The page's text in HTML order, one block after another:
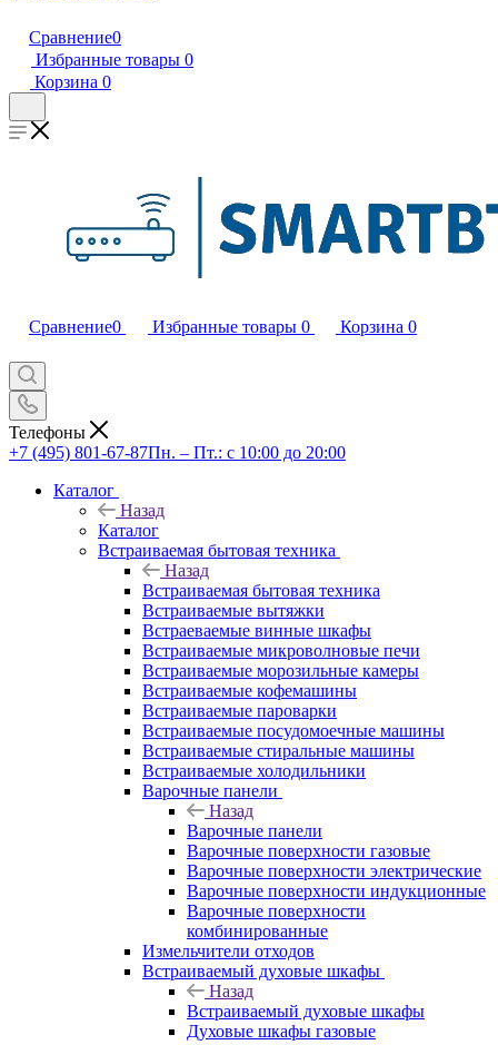
Сравнение0
Избранные товары 0
Корзина 0
Сравнение0 Избранные товары 0 Корзина 0
Телефоны
+7 (495) 801-67-87Пн. – Пт.: с 10:00 до 20:00
Каталог
Назад
Каталог
Встраиваемая бытовая техника
Назад
Встраиваемая бытовая техника
Встраиваемые вытяжки
Встраеваемые винные шкафы
Встраиваемые микроволновые печи
Встраиваемые морозильные камеры
Встраиваемые кофемашины
Встраиваемые пароварки
Встраиваемые посудомоечные машины
Встраиваемые стиральные машины
Встраиваемые холодильники
Варочные панели
Назад
Варочные панели
Варочные поверхности газовые
Варочные поверхности электрические
Варочные поверхности индукционные
Варочные поверхности
комбинированные
Измельчители отходов
Встраиваемый духовые шкафы
Назад
Встраиваемый духовые шкафы
Духовые шкафы газовые